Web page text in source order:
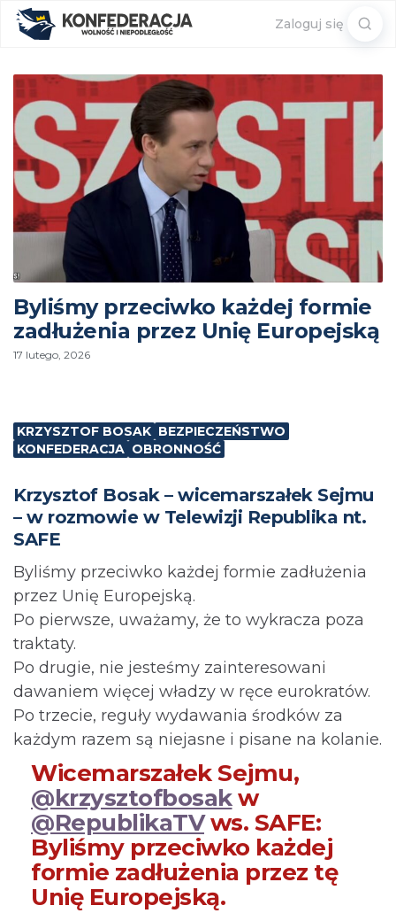
Zaloguj się
Byliśmy przeciwko każdej formie
zadłużenia przez Unię Europejską
17 lutego, 2026
KRZYSZTOF BOSAK BEZPIECZEŃSTWO
KONFEDERACJA OBRONNOŚĆ
Krzysztof Bosak – wicemarszałek Sejmu
– w rozmowie w Telewizji Republika nt.
SAFE
Byliśmy przeciwko każdej formie zadłużenia
przez Unię Europejską.
Po pierwsze, uważamy, że to wykracza poza
traktaty.
Po drugie, nie jesteśmy zainteresowani
dawaniem więcej władzy w ręce eurokratów.
Po trzecie, reguły wydawania środków za
każdym razem są niejasne i pisane na kolanie.
Wicemarszałek Sejmu,
@krzysztofbosakw
@RepublikaTVws. SAFE:
Byliśmy przeciwko każdej
formie zadłużenia przez tę
Unię Europejską.